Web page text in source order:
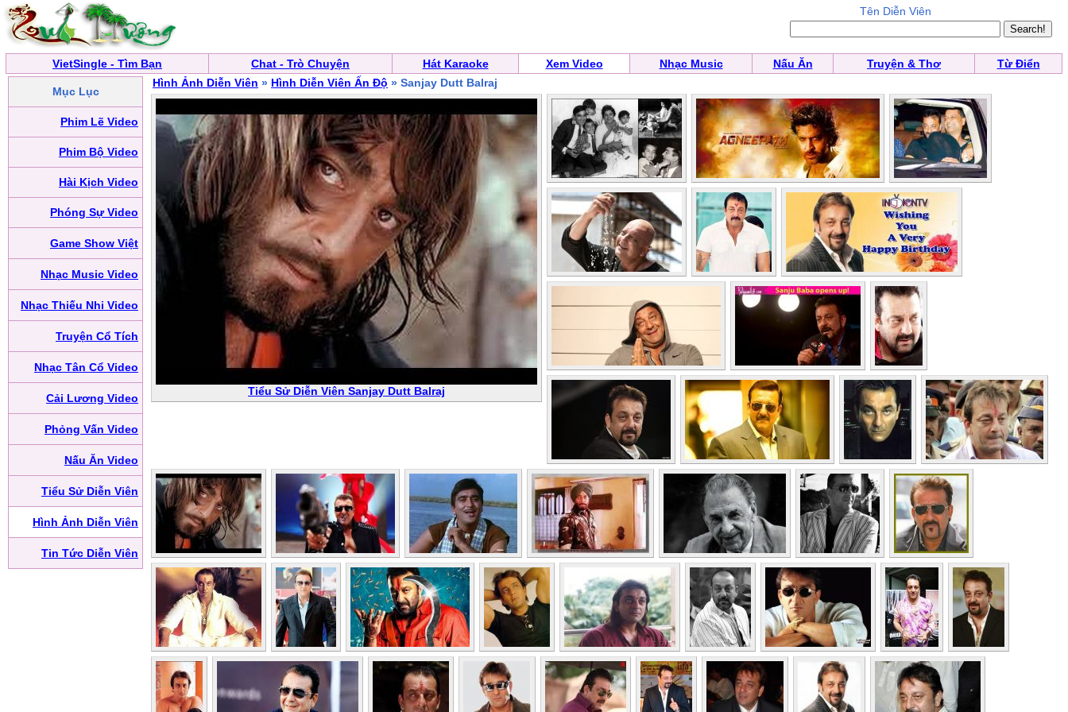
Tên Diễn Viên
VietSingle - Tìm Bạn Chat - Trò Chuyện Hát Karaoke Xem Video Nhạc Music Nấu Ăn Truyện & Thơ Từ Điển
Mục Lục
Phim Lẽ Video
Phim Bộ Video
Hài Kịch Video
Phóng Sự Video
Game Show Việt
Nhạc Music Video
Nhạc Thiếu Nhi Video
Truyện Cổ Tích
Nhạc Tân Cổ Video
Cải Lương Video
Phỏng Vấn Video
Nấu Ăn Video
Tiểu Sử Diễn Viên
Hình Ảnh Diễn Viên
Tin Tức Diễn Viên
Hình Ảnh Diễn Viên » Hình Diễn Viên Ấn Độ » Sanjay Dutt Balraj
Tiểu Sử Diễn Viên Sanjay Dutt Balraj